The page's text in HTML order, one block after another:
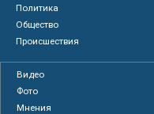
Политика
Общество
Происшествия
Видео
Фото
Мнения